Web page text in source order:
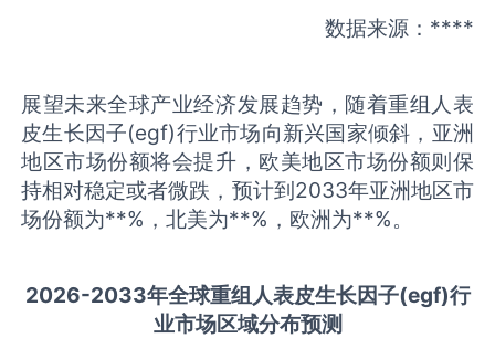
数据来源：****
展望未来全球产业经济发展趋势，随着重组人表
皮生长因子(egf)行业市场向新兴国家倾斜，亚洲
地区市场份额将会提升，欧美地区市场份额则保
持相对稳定或者微跌，预计到2033年亚洲地区市
场份额为**%，北美为**%，欧洲为**%。
2026-2033年全球重组人表皮生长因子(egf)行
业市场区域分布预测